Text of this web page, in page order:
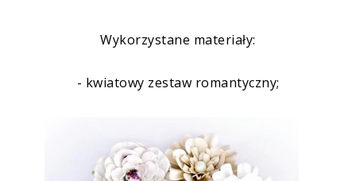
Wykorzystane materiały:
- kwiatowy zestaw romantyczny;